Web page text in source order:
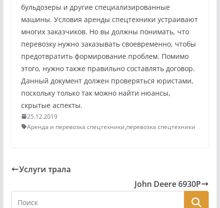
бульдозеры и другие специализированные
машины. Условия аренды спецтехники устраивают
многих заказчиков. Но вы должны понимать, что
перевозку нужно заказывать своевременно, чтобы
предотвратить формирование проблем. Помимо
этого, нужно также правильно составлять договор.
Данный документ должен проверяться юристами,
поскольку только так можно найти нюансы,
скрытые аспекты.
25.12.2019
Аренда и перевозка спецтехники,перевозка спецтехники
Услуги трала
John Deere 6930P